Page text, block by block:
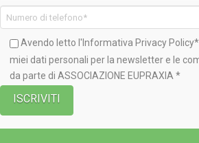
Avendo letto l'Informativa Privacy Policy*
miei dati personali per la newsletter e le
da parte di ASSOCIAZIONE EUPRAXIA *